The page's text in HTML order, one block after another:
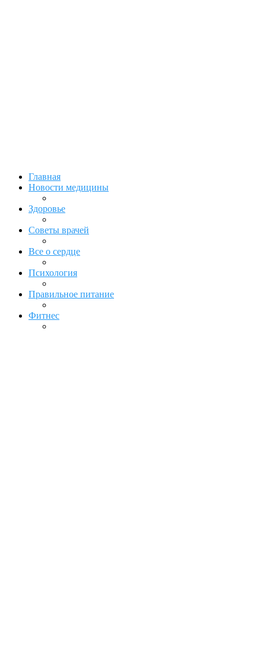
Главная
Новости медицины
Здоровье
Советы врачей
Все о сердце
Психология
Правильное питание
Фитнес